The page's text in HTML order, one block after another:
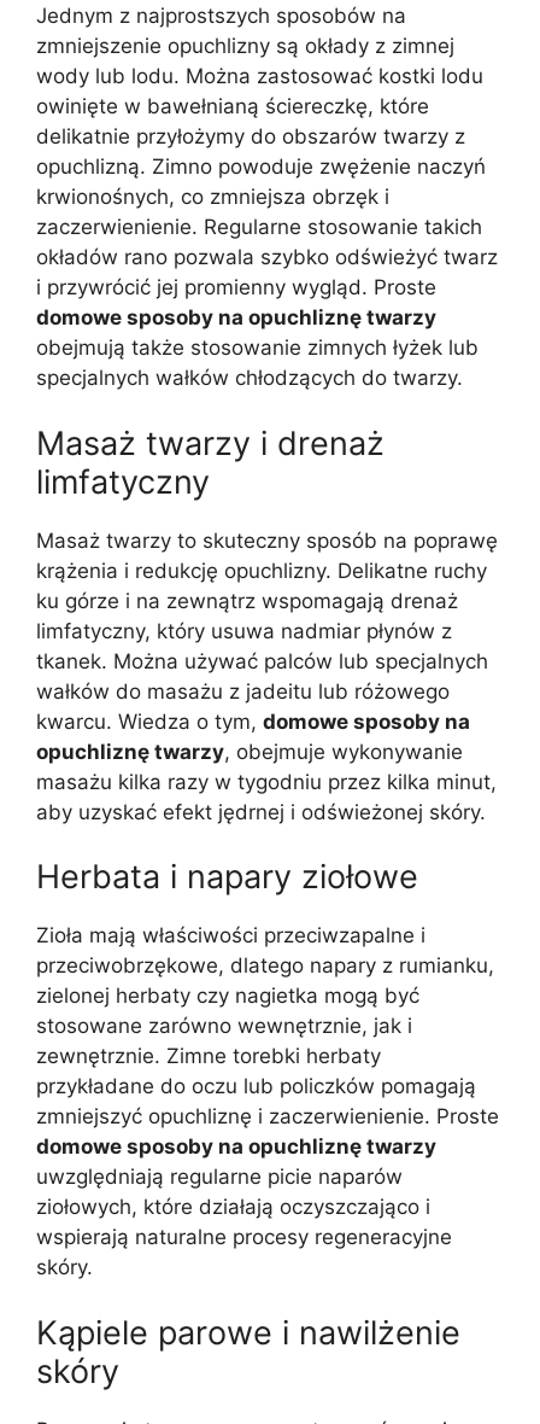
Jednym z najprostszych sposobów na
zmniejszenie opuchlizny są okłady z zimnej
wody lub lodu. Można zastosować kostki lodu
owinięte w bawełnianą ściereczkę, które
delikatnie przyłożymy do obszarów twarzy z
opuchlizną. Zimno powoduje zwężenie naczyń
krwionośnych, co zmniejsza obrzęk i
zaczerwienienie. Regularne stosowanie takich
okładów rano pozwala szybko odświeżyć twarz
i przywrócić jej promienny wygląd. Proste
domowe sposoby na opuchliznę twarzy
obejmują także stosowanie zimnych łyżek lub
specjalnych wałków chłodzących do twarzy.
Masaż twarzy i drenaż
limfatyczny
Masaż twarzy to skuteczny sposób na poprawę
krążenia i redukcję opuchlizny. Delikatne ruchy
ku górze i na zewnątrz wspomagają drenaż
limfatyczny, który usuwa nadmiar płynów z
tkanek. Można używać palców lub specjalnych
wałków do masażu z jadeitu lub różowego
kwarcu. Wiedza o tym, domowe sposoby na
opuchliznę twarzy, obejmuje wykonywanie
masażu kilka razy w tygodniu przez kilka minut,
aby uzyskać efekt jędrnej i odświeżonej skóry.
Herbata i napary ziołowe
Zioła mają właściwości przeciwzapalne i
przeciwobrzękowe, dlatego napary z rumianku,
zielonej herbaty czy nagietka mogą być
stosowane zarówno wewnętrznie, jak i
zewnętrznie. Zimne torebki herbaty
przykładane do oczu lub policzków pomagają
zmniejszyć opuchliznę i zaczerwienienie. Proste
domowe sposoby na opuchliznę twarzy
uwzględniają regularne picie naparów
ziołowych, które działają oczyszczająco i
wspierają naturalne procesy regeneracyjne
skóry.
Kąpiele parowe i nawilżenie
skóry